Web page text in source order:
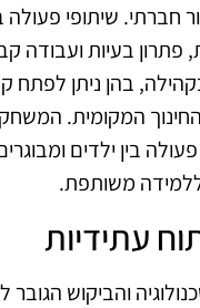
חברתי. שיתופי פעולה
בעיות ועבודה
בהן ניתן לפתח
המקומית.
בין ילדים
משותפת.
עתידיות
והביקוש